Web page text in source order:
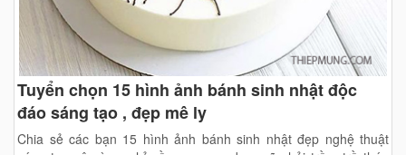
Tuyển chọn 15 hình ảnh bánh sinh nhật độc
đáo sáng tạo , đẹp mê ly
Chia sẻ các bạn 15 hình ảnh bánh sinh nhật đẹp nghệ thuật